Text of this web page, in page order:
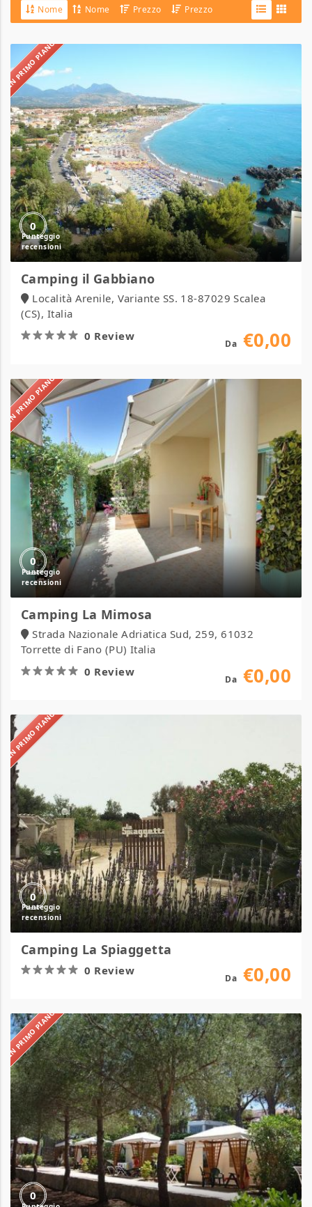
Nome Nome Prezzo Prezzo
IN PRIMO PIANO
0
Gabbiano
Camping il Gabbiano
Località Arenile, Variante SS. 18-87029 Scalea
(CS), Italia
0 Review
Da €0,00
IN PRIMO PIANO
0
Camping
Mimosa
Camping La Mimosa
Strada Nazionale Adriatica Sud, 259, 61032
Torrette di Fano (PU) Italia
0 Review
Da €0,00
IN PRIMO PIANO
0
Camping La Spiaggetta
0 Review
Da €0,00
IN PRIMO PIANO
0
Camping
Le
Calanchiole